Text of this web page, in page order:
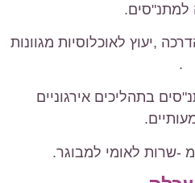
למתנ"סים.
,יעוץ לאוכלוסיות מגוונות
.
בתהליכים אירגוניים
-שרות לאומי למבוגר.